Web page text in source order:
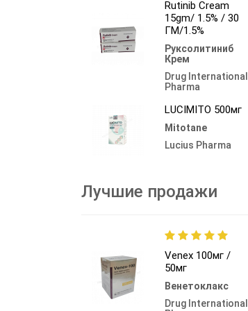
Rutinib Cream
15gm/ 1.5% / 30
ГМ/1.5%
Руксолитиниб
Крем
Drug International
Pharma
LUCIMITO 500мг
Mitotane
Lucius Pharma
Лучшие продажи
Venex 100мг /
50мг
Венетоклакс
Drug International